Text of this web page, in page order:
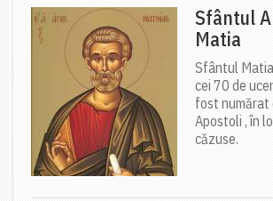
Sfântul
Matia
Sfântul
cei 70 de
fost numărat
Apostoli , în
căzuse.